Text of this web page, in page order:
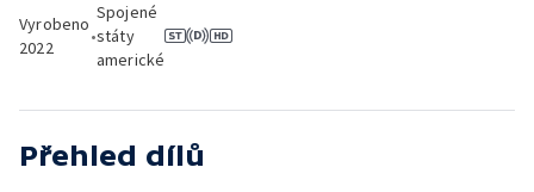
Vyrobeno
2022
•
Spojené
státy
americké
Přehled dílů